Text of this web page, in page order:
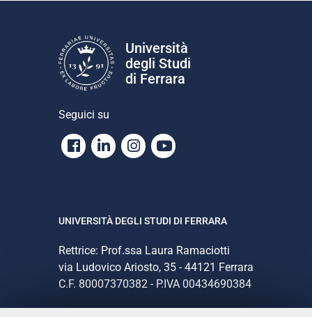
Università
degli Studi
di Ferrara
Seguici su
Facebook
LinkedinInstagram
Youtube
UNIVERSITÀ DEGLI STUDI DI FERRARA
Rettrice: Prof.ssa Laura Ramaciotti
via Ludovico Ariosto, 35 - 44121 Ferrara
C.F. 80007370382 - P.IVA 00434690384